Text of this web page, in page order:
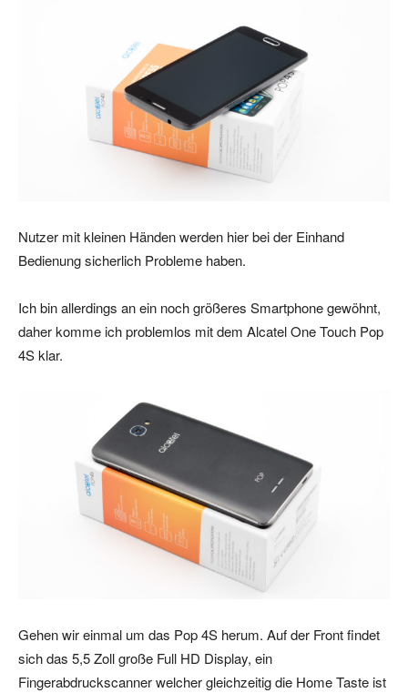
Nutzer mit kleinen Händen werden hier bei der Einhand
Bedienung sicherlich Probleme haben.
Ich bin allerdings an ein noch größeres Smartphone gewöhnt,
daher komme ich problemlos mit dem Alcatel One Touch Pop
4S klar.
Gehen wir einmal um das Pop 4S herum. Auf der Front findet
sich das 5,5 Zoll große Full HD Display, ein
Fingerabdruckscanner welcher gleichzeitig die Home Taste ist